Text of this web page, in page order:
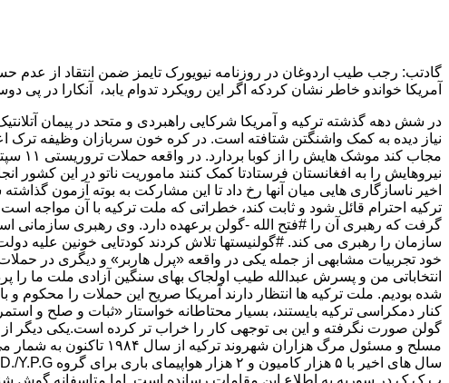
گادتب: رجب طیب اردوغان در روزنامه نیویورک تایمز ضمن انتقاد از
آمریکا خواندو خاطر نشان کردکه اگر این رویکرد تدوام یابد، آنکارا در پی
در شش دهه گذشته ترکیه و آمریکا شرکایی راهبردی و متحد در پیمان
نیروهایش را به افغانستان فرستادتا کمک کنند ماموریت ناتو در این کشور
اخیر ناسازگاری هایی میان آنها رخ داد تا این مشارکت به بوته آزمون
گرفت که رهبری آن را #فتح الله -گولن برعهده دارد. وی رهبری سازمانی
سازمان را رهبری می کند. #گولنیستها تلاش کردند کودتایی خونین علیه
انتخاباتی من و پسرش عبدالله طیب اولجاک بهای سنگین آزادی ملت ما را
شده بودیم. ملت ترکیه ها انتظار دارند آمریکا صریح این حملات را محکوم و
کنار دمکراسی ترکیه بایستند، بسیار محتاطانه خواستار «ثبات و صلح و
مسلح و مسئول مرگ
پ ک ک در سوریه به اطلاع این مقامات رسانده است. اما متاسفانه گوش